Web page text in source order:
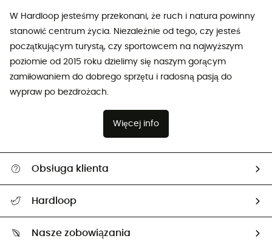
W Hardloop jesteśmy przekonani, że ruch i natura powinny
stanowić centrum życia. Niezależnie od tego, czy jesteś
początkującym turystą, czy sportowcem na najwyższym
poziomie od 2015 roku dzielimy się naszym gorącym
zamiłowaniem do dobrego sprzętu i radosną pasją do
wypraw po bezdrożach.
Więcej info
Obsługa klienta
Zwrot artykułów i zwrot środków
Hardloop
Nasze zobowiązania